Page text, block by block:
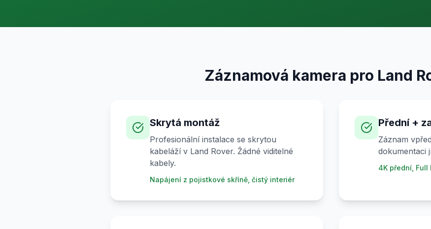
Záznamová kamera pro Land
Skrytá montáž
Profesionální instalace se skrytou
kabeláží v Land Rover. Žádné viditelné
kabely.
Napájení z pojistkové skříně, čistý interiér
Přední +
Záznam
dokumentaci
4K přední, Full